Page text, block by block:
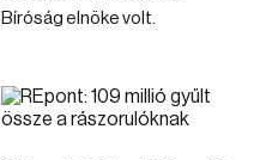
Bíróság elnöke volt.